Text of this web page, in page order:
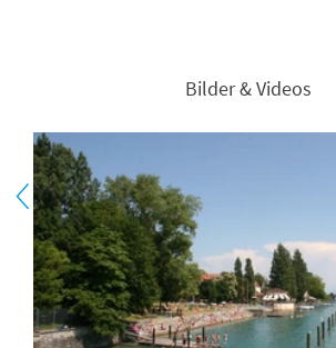
Bilder & Videos